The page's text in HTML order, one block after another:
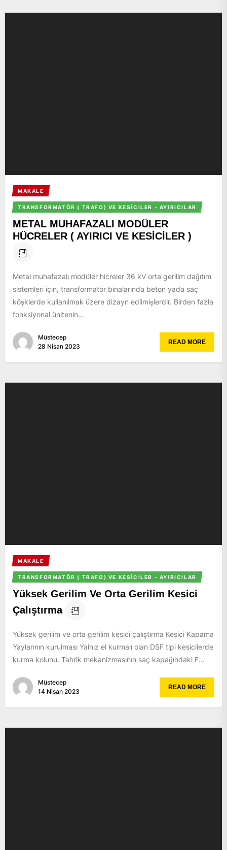
MAKALE
TRANSFORMATÖR ( TRAFO) VE KESICILER - AYIRICILAR
METAL MUHAFAZALI MODÜLER
HÜCRELER ( AYIRICI VE KESİCİLER )
Metal muhafazalı modüler hicreler 36 kV orta gerilim dağıtım
sistemleri için, transformatör binalarında beton yada saç
köşklerde kullanılmak üzere dizayn edilmişlerdir. Birden fazla
fonksiyonal ünitenin...
Müstecep
28 Nisan 2023
READ MORE
MAKALE
TRANSFORMATÖR ( TRAFO) VE KESICILER - AYIRICILAR
Yüksek Gerilim Ve Orta Gerilim Kesici
Çalıştırma
Yüksek gerilim ve orta gerilim kesici çalıştırma Kesici Kapama
Yaylarının kurulması Yalnız el kurmalı olan DSF tipi kesicilerde
kurma kolunu. Tahrik mekanizmasının saç kapağındaki F...
Müstecep
14 Nisan 2023
READ MORE